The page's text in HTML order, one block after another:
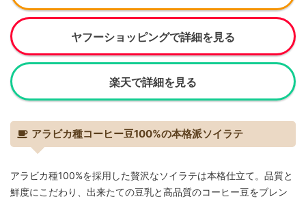
ヤフーショッピングで詳細を見る
楽天で詳細を見る
アラビカ種コーヒー豆100%の本格派ソイラテ
アラビカ種100%を採用した贅沢なソイラテは本格仕立て。品質と
鮮度にこだわり、出来たての豆乳と高品質のコーヒー豆をブレン